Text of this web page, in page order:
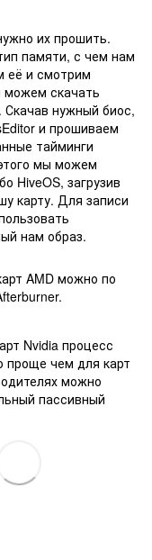
их прошить.
памяти, с чем нам
её и смотрим
можем скачать
нужный биос,
и прошиваем
тайминги
мы можем
HiveOS, загрузив
карту. Для записи
нам образ.
AMD можно по
Nvidia процесс
проще чем для карт
можно
пассивный